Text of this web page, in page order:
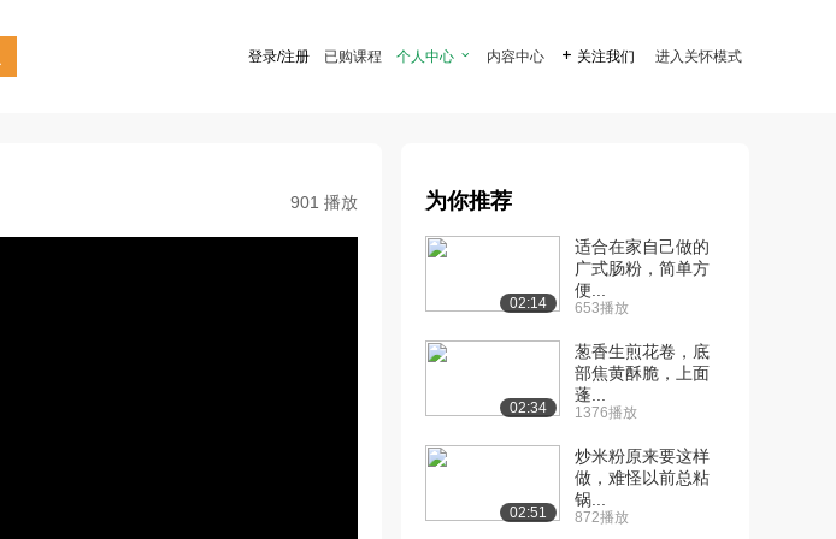
登录/注册 已购课程 个人中心  内容中心  关注我们 进入关怀模式
901 播放 为你推荐
02:14
适合在家自己做的
广式肠粉，简单方
便...
653播放
02:34
葱香生煎花卷，底
部焦黄酥脆，上面
蓬...
1376播放
02:51
炒米粉原来要这样
做，难怪以前总粘
锅...
872播放